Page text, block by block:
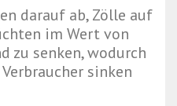
darauf ab, Zölle auf
im Wert von
zu senken, wodurch
sinken